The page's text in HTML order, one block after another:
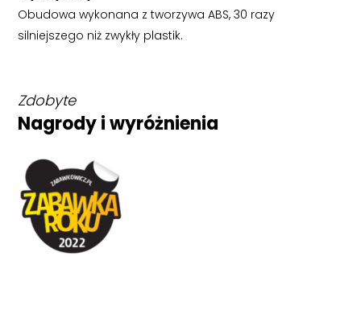
Obudowa wykonana z tworzywa ABS, 30 razy
silniejszego niż zwykły plastik.
Zdobyte
Nagrody i wyróżnienia